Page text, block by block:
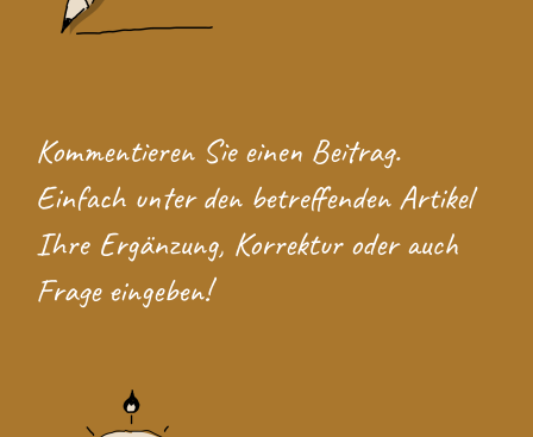
Kommentieren Sie einen Beitrag.
Einfach unter den betreffenden Artikel
Ihre Ergänzung, Korrektur oder auch
Frage eingeben!